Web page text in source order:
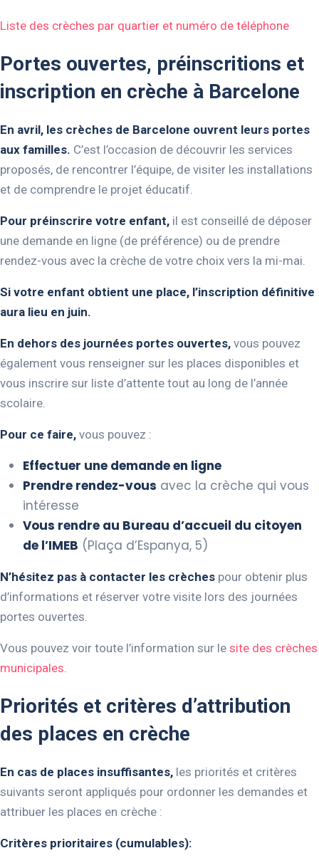
Liste des crèches par quartier et numéro de téléphone
Portes ouvertes, préinscritions et
inscription en crèche à Barcelone
En avril, les crèches de Barcelone ouvrent leurs portes
aux familles. C’est l’occasion de découvrir les services
proposés, de rencontrer l’équipe, de visiter les installations
et de comprendre le projet éducatif.
Pour préinscrire votre enfant, il est conseillé de déposer
une demande en ligne (de préférence) ou de prendre
rendez-vous avec la crèche de votre choix vers la mi-mai.
Si votre enfant obtient une place, l’inscription définitive
aura lieu en juin.
En dehors des journées portes ouvertes, vous pouvez
également vous renseigner sur les places disponibles et
vous inscrire sur liste d’attente tout au long de l’année
scolaire.
Pour ce faire, vous pouvez :
Effectuer une demande en ligne
Prendre rendez-vous avec la crèche qui vous
intéresse
Vous rendre au Bureau d’accueil du citoyen
de l’IMEB (Plaça d’Espanya, 5)
N’hésitez pas à contacter les crèches pour obtenir plus
d’informations et réserver votre visite lors des journées
portes ouvertes.
Vous pouvez voir toute l’information sur le site des crèches
municipales
Priorités et critères d’attribution
des places en crèche
En cas de places insuffisantes, les priorités et critères
suivants seront appliqués pour ordonner les demandes et
attribuer les places en crèche :
Critères prioritaires (cumulables):